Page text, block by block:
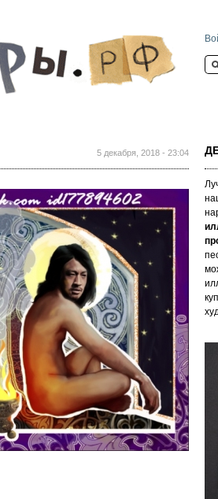
5 декабря, 2018 - 23:04